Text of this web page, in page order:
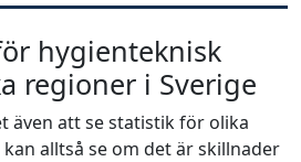
hygienteknisk
regioner i Sverige
även att se statistik för olika
alltså se om det är skillnader